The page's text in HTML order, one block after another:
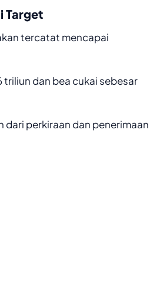
Target
tercatat mencapai
triliun dan bea cukai sebesar
dari perkiraan dan penerimaan